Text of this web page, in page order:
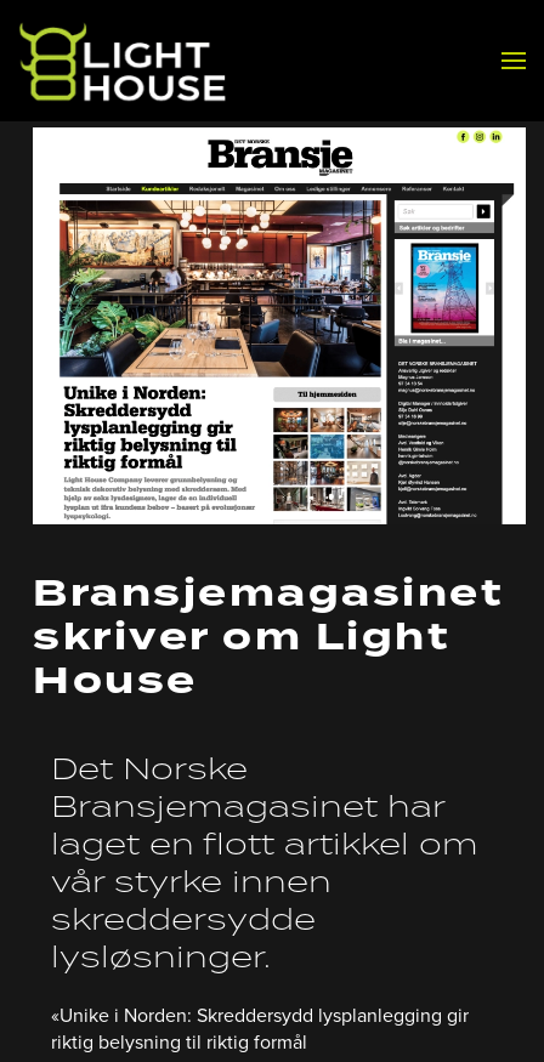
Skip to main content
Bransjemagasinet
skriver om Light
House
Det Norske
Bransjemagasinet har
laget en flott artikkel om
vår styrke innen
skreddersydde
lysløsninger.
«Unike i Norden: Skreddersydd lysplanlegging gir
riktig belysning til riktig formål